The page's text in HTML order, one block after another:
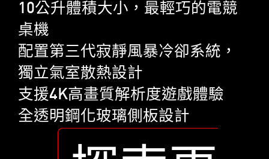
10公升體積大小，最輕巧的電競
桌機
配置第三代寂靜風暴冷卻系統，
獨立氣室散熱設計
支援4K高畫質解析度遊戲體驗
全透明鋼化玻璃側板設計